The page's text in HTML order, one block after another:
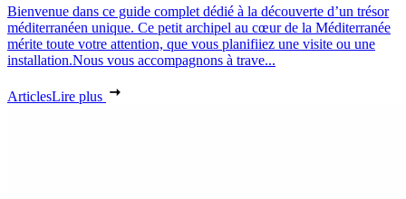
Bienvenue dans ce guide complet dédié à la découverte d’un trésor
méditerranéen unique. Ce petit archipel au cœur de la Méditerranée
mérite toute votre attention, que vous planifiiez une visite ou une
installation.Nous vous accompagnons à trave...
ArticlesLire plus